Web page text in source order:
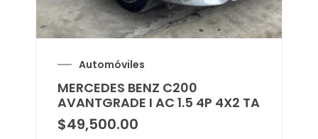
Automóviles
MERCEDES BENZ C200
AVANTGRADE I AC 1.5 4P 4X2 TA
$49,500.00